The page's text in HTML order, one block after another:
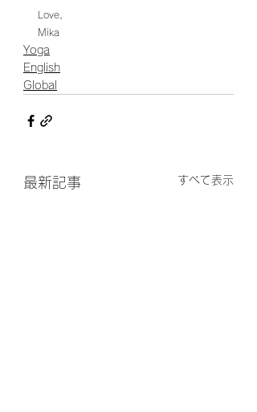
Love,
Mika
Yoga
English
Global
最新記事 すべて表示